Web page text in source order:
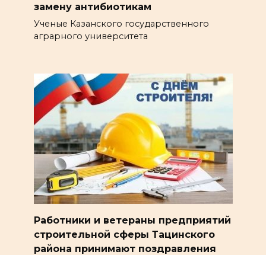
замену антибиотикам
Ученые Казанского государственного
аграрного университета
Работники и ветераны предприятий
строительной сферы Тацинского
района принимают поздравления